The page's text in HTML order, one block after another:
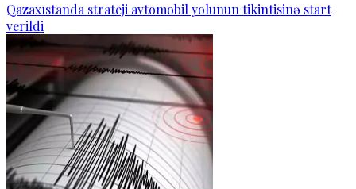
Qazaxıstanda strateji avtomobil yolunun tikintisinə start
verildi